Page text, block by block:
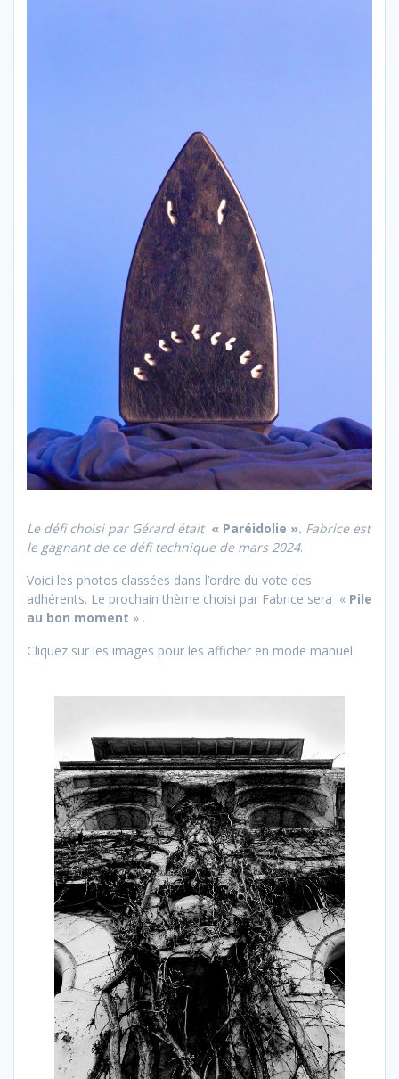
Le défi choisi par Gérard était « Paréidolie ». Fabrice est
le gagnant de ce défi technique de mars 2024.
Voici les photos classées dans l’ordre du vote des
adhérents. Le prochain thème choisi par Fabrice sera « Pile
au bon moment » .
Cliquez sur les images pour les afficher en mode manuel.